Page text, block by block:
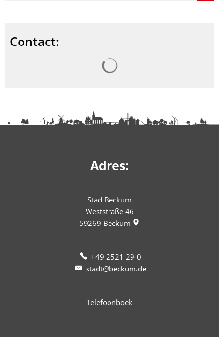
Contact:
Adres:
Stad Beckum
Weststraße 46
59269 Beckum
+49 2521 29-0
stadt@beckum.de
Telefoonboek